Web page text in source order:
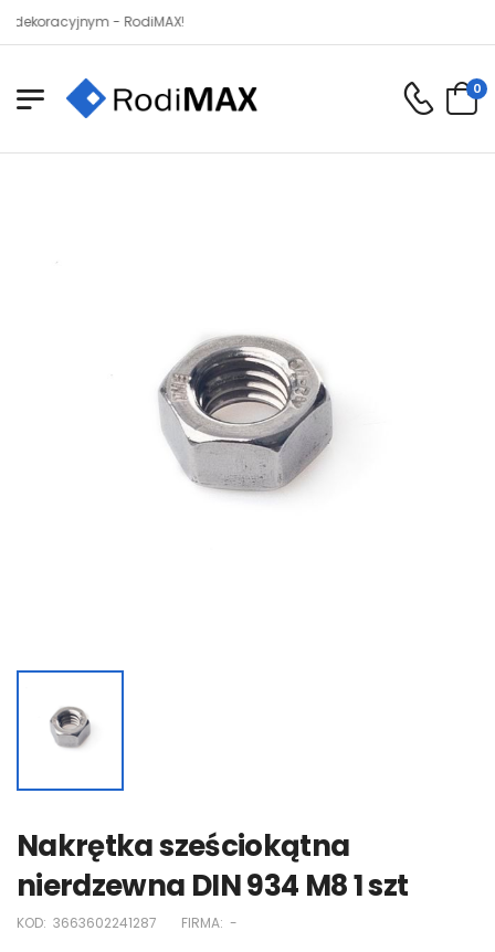
- RodiMAX!
0
Nakrętka sześciokątna
nierdzewna DIN 934 M8 1 szt
KOD: 3663602241287 FIRMA: -